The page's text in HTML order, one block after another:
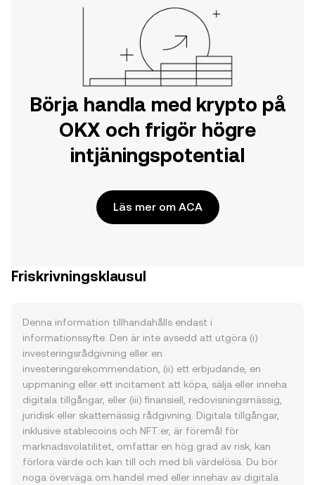
Börja handla med krypto på
OKX och frigör högre
intjäningspotential
Läs mer om ACA
Friskrivningsklausul
Denna information tillhandahålls endast i
informationssyfte. Den är inte avsedd att utgöra (i)
investeringsrådgivning eller en
investeringsrekommendation, (ii) ett erbjudande, en
uppmaning eller ett incitament att köpa, sälja eller inneha
digitala tillgångar, eller (iii) finansiell, redovisningsmässig,
juridisk eller skattemässig rådgivning. Digitala tillgångar,
inklusive stablecoins och NFT:er, är föremål för
marknadsvolatilitet, omfattar en hög grad av risk, kan
förlora värde och kan till och med bli värdelösa. Du bör
noga överväga om handel med eller innehav av digitala